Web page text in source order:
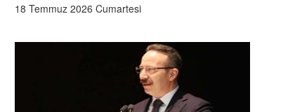
18 Temmuz 2026 Cumartesi